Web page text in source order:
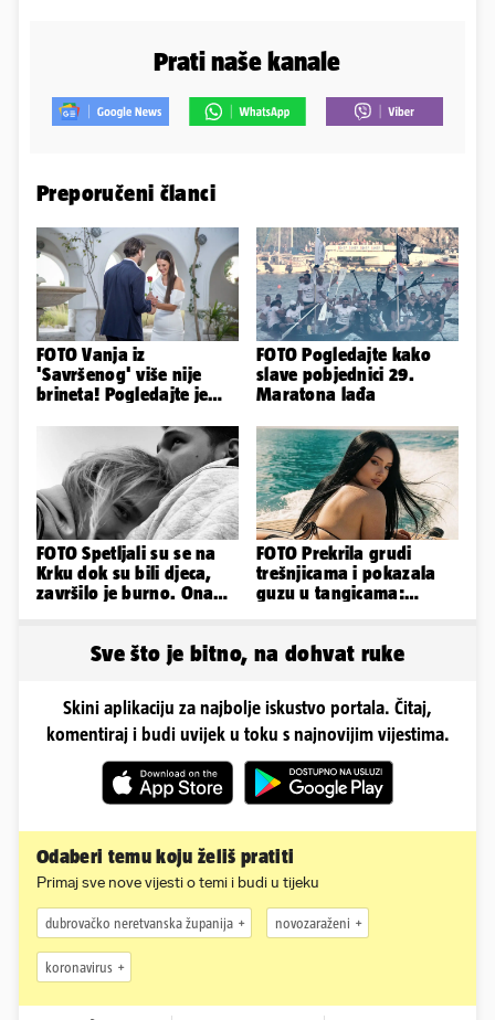
Prati naše kanale
Preporučeni članci
FOTO Vanja iz
'Savršenog' više nije
brineta! Pogledajte je
FOTO Pogledajte kako
slave pobjednici 29.
Maratona lađa
FOTO Spetljali su se na
Krku dok su bili djeca,
završilo je burno. Ona
FOTO Prekrila grudi
trešnjicama i pokazala
guzu u tangicama:
Sve što je bitno, na dohvat ruke
Skini aplikaciju za najbolje iskustvo portala. Čitaj,
komentiraj i budi uvijek u toku s najnovijim vijestima.
Odaberi temu koju želiš pratiti
Primaj sve nove vijesti o temi i budi u tijeku
dubrovačko neretvanska županija novozaraženi
koronavirus